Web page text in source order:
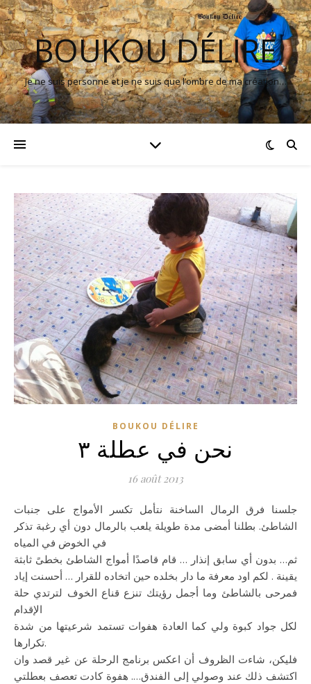
BOUKOU DÉLIRE
Je ne suis personne et je ne suis que l’ombre de ma création…
BOUKOU DÉLIRE
نحن في عطلة ٣
16 août 2013
جلسنا فرق الرمال الساخنة نتأمل تكسر الأمواج على جنبات
الشاطئ. بطلنا أمضى مدة طويلة يلعب بالرمال دون أي رغبة تذكر
في الخوض في المياه
ثم… بدون أي سابق إنذار … قام قاصدًا أمواج الشاطئ بخطىً ثابثة
يقينة . لكم اود معرفة ما دار بخلده حين اتخاده للقرار … أحسنت إياد
فمرحى بالشاطئ وما أجمل رؤيتك تنزع قناع الخوف لترتدي حلة
الإقدام
لكل جواد كبوة ولي كما العادة هفوات تستمد شرعيتها من شدة
تكرارها.
فليكن، شاءت الظروف أن اعكس برنامج الرحلة عن غير قصد وان
اكتشف ذلك عند وصولي إلى الفندق…. هفوة كادت تعصف بعطلتي